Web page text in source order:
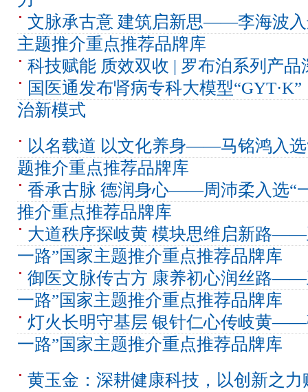
文脉承古意 建筑启新思——李海波入
主题推介重点推荐品牌库
科技赋能 质效双收 | 罗布泊系列产
国医通发布肾病专科大模型
治新模式
以名载道 以文化养身——马铭鸿入选
题推介重点推荐品牌库
香承古脉 德润身心——周沛柔入选“
推介重点推荐品牌库
大道秩序探岐黄 模块思维启新路——
一路”国家主题推介重点推荐品牌库
御医文脉传古方 康养初心润丝路——
一路”国家主题推介重点推荐品牌库
灯火长明守基层 银针仁心传岐黄——
一路”国家主题推介重点推荐品牌库
黄玉金：深耕健康科技，以创新之